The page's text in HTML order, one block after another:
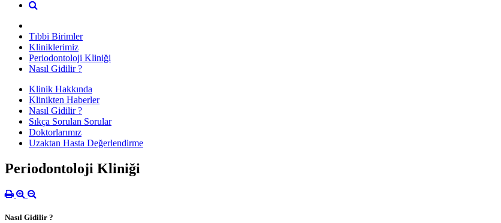
Tıbbi Birimler
Kliniklerimiz
Periodontoloji Kliniği
Nasıl Gidilir ?
Klinik Hakkında
Klinikten Haberler
Nasıl Gidilir ?
Sıkça Sorulan Sorular
Doktorlarımız
Uzaktan Hasta Değerlendirme
Periodontoloji Kliniği
Nasıl Gidilir ?